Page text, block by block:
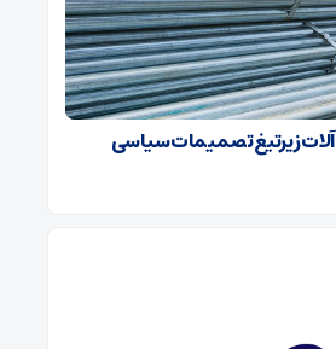
زیر‌تیغ تصمیمات سیاسی